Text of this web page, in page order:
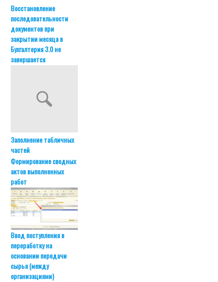
Восстановление
последовательности
документов при
закрытии месяца в
Бухгалтерия 3.0 не
завершается
Заполнение табличных
частей
Формирование сводных
актов выполненных
работ
Ввод поступления в
переработку на
основании передачи
сырья (между
организациями)